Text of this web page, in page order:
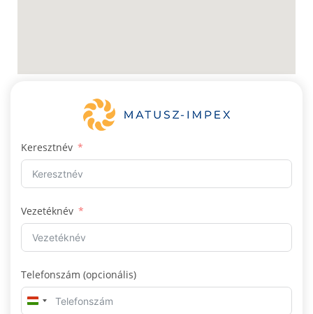
Keresztnév
Vezetéknév
Telefonszám (opcionális)
H